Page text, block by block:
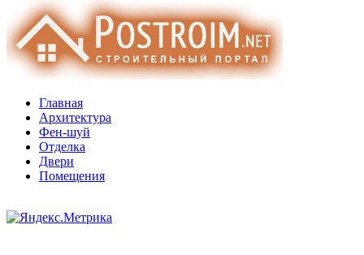
Главная
Архитектура
Фен-шуй
Отделка
Двери
Помещения